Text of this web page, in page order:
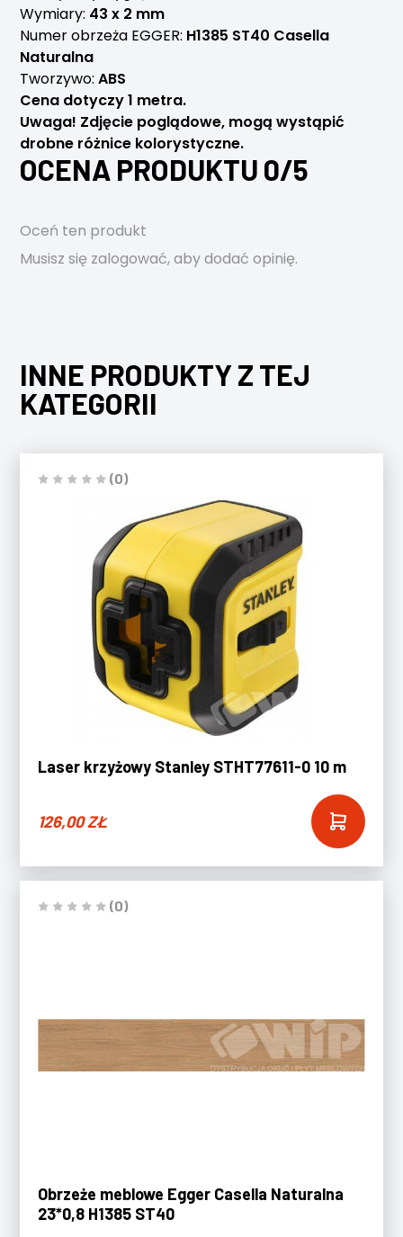
Wymiary: 43 x 2 mm
Numer obrzeża EGGER: H1385 ST40 Casella
Naturalna
Tworzywo:ABS
Cena dotyczy 1 metra.
Uwaga! Zdjęcie poglądowe, mogą wystąpić
drobne różnice kolorystyczne.
OCENA PRODUKTU 0/5
Oceń ten produkt
Musisz się zalogować, aby dodać opinię.
INNE PRODUKTY Z TEJ
KATEGORII
(0)
Laser krzyżowy Stanley STHT77611-0 10 m
126,00ZŁ
(0)
Obrzeże meblowe Egger Casella Naturalna
23*0,8 H1385 ST40